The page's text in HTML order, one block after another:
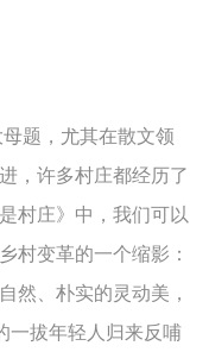
题，尤其在散文领
，许多村庄都经历了
村庄》中，我们可以
村变革的一个缩影：
然、朴实的灵动美，
一拔年轻人归来反哺